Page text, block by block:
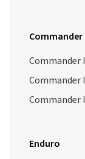
Commander
Commander
Commander
Commander
Enduro